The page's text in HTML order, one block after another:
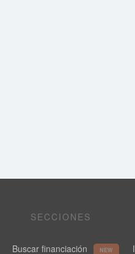
SECCIONES
Buscar financiación NEW